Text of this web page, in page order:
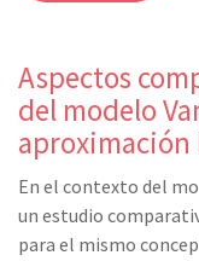
Aspectos
del modelo
aproximación
En el contexto del
un estudio
para el mismo